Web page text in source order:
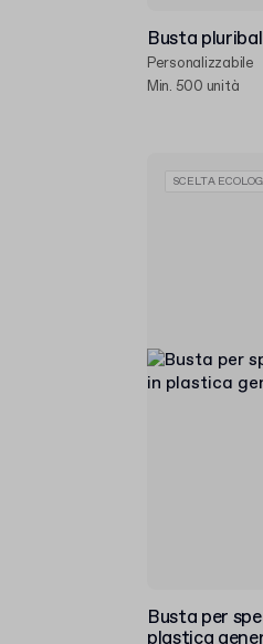
Busta
Personalizzabile
Min. 500 unità
Busta per
SCELTA